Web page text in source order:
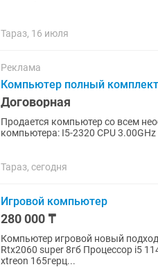
Тараз, 16 июля
Реклама
Компьютер полный комплект
Договорная
Продается компьютер со всем
компьютера: I5-2320 CPU 3.00GHz
Тараз, сегодня
Игровой компьютер
280 000 ₸
Компьютер игровой новый подходит как для
Rtx2060 super 8гб Процессор i5 11400f Оперативка 16gb ozy Ssd 512gb Монитор изогнутый
xtreon 165герц...